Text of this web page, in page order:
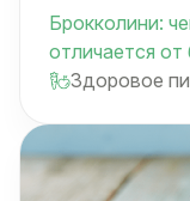
Брокколини:
отличается от
Здоровое